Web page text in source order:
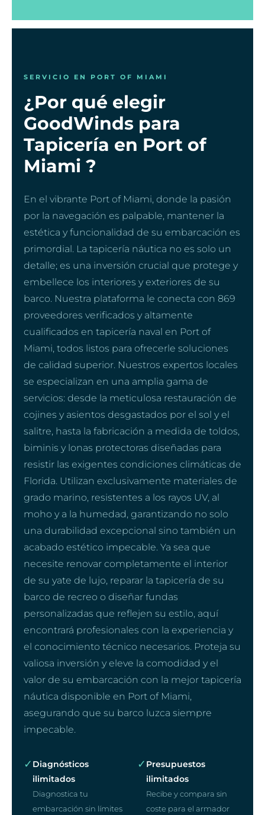
SERVICIO EN PORT OF MIAMI
¿Por qué elegir
GoodWinds para
Tapicería en Port of
Miami ?
En el vibrante Port of Miami, donde la pasión
por la navegación es palpable, mantener la
estética y funcionalidad de su embarcación es
primordial. La tapicería náutica no es solo un
detalle; es una inversión crucial que protege y
embellece los interiores y exteriores de su
barco. Nuestra plataforma le conecta con 869
proveedores verificados y altamente
cualificados en tapicería naval en Port of
Miami, todos listos para ofrecerle soluciones
de calidad superior. Nuestros expertos locales
se especializan en una amplia gama de
servicios: desde la meticulosa restauración de
cojines y asientos desgastados por el sol y el
salitre, hasta la fabricación a medida de toldos,
biminis y lonas protectoras diseñadas para
resistir las exigentes condiciones climáticas de
Florida. Utilizan exclusivamente materiales de
grado marino, resistentes a los rayos UV, al
moho y a la humedad, garantizando no solo
una durabilidad excepcional sino también un
acabado estético impecable. Ya sea que
necesite renovar completamente el interior
de su yate de lujo, reparar la tapicería de su
barco de recreo o diseñar fundas
personalizadas que reflejen su estilo, aquí
encontrará profesionales con la experiencia y
el conocimiento técnico necesarios. Proteja su
valiosa inversión y eleve la comodidad y el
valor de su embarcación con la mejor tapicería
náutica disponible en Port of Miami,
asegurando que su barco luzca siempre
impecable.
✓ Diagnósticos
ilimitados
Diagnostica tu
embarcación sin límites
✓ Presupuestos
ilimitados
Recibe y compara sin
coste para el armador